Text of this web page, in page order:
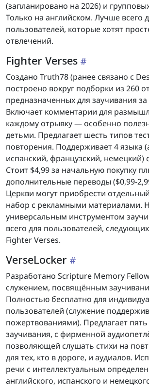
(запланировано на 2026) и
Только на английском. Лучше всего
пользователей, которые хотят
отвлечений.
Fighter Verses
Создано Truth78 (ранее связано с
построено вокруг подборки из 260
предназначенных для заучивания за
Включает комментарии для
каждому отрывку — особенно
детьми. Предлагает шесть типов
повторения. Поддерживает 4 языка
испанский, французский, немецкий)
Стоит $4,99 за начальную покупку
дополнительные переводы ($0,99-
Церкви могут приобрести
набор с рекламными материалами.
универсальным инструментом
всего для пользователей,
Fighter Verses.
VerseLocker
Разработано Scripture Memory
служением, посвящённым
Полностью бесплатно для
пользователей (служение
пожертвованиями). Предлагает
заучивания, с фирменной
позволяющей слушать стихи на
для тех, кто в дороге, и аудиалов.
речи с интеллектуальным
английского, испанского и